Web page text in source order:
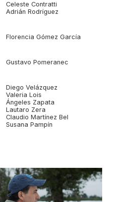
Celeste Contratti
Adrián Rodríguez
Florencia Gómez García
Gustavo Pomeranec
Diego Velázquez
Valeria Lois
Ángeles Zapata
Lautaro Zera
Claudio Martínez Bel
Susana Pampín